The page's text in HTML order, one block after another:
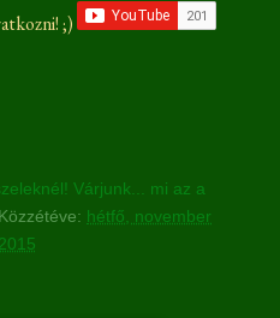
;)
Várjunk... mi az a
Közzétéve: hétfő, november